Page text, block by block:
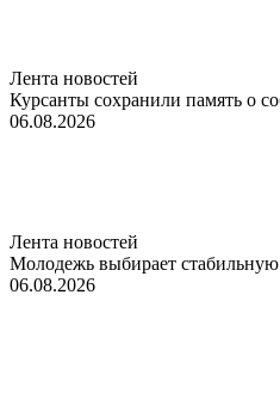
Лента новостей
Курсанты сохранили память о
06.08.2026
Лента новостей
Молодежь выбирает стабильную
06.08.2026